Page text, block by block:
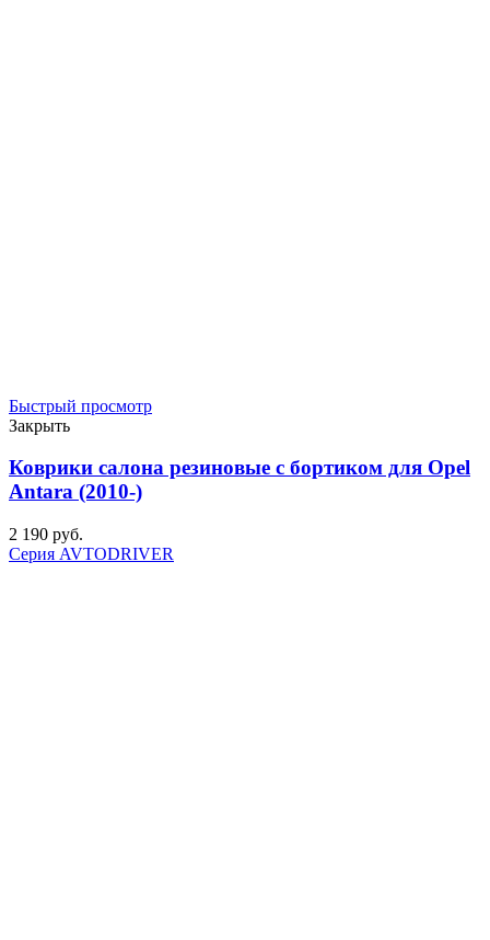
Быстрый просмотр
Закрыть
Коврики салона резиновые с бортиком для Opel
Antara (2010-)
2 190 руб.
Серия AVTODRIVER